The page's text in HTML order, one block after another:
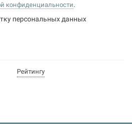
конфиденциальности.
персональных данных
Рейтингу